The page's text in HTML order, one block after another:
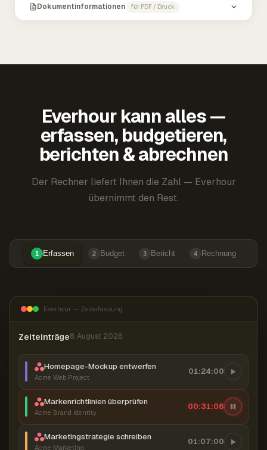
Dokumentinformationen für PDF / Druck
Everhour kann alles —
erfassen, budgetieren,
berichten & abrechnen
Der Rechner liefert Ihnen die Zahl — Everhour
übernimmt den Rest.
1 Erfassen 2 Budget 3 Bericht 4 Rechnung
Everhour — Zeiterfassung
Zeiteinträge8. August 2026
Homepage-Mockup entwerfen
Acme Web Project
01:24:00
Markenrichtlinien überprüfen
Acme Brand Identity
00:31:06
Marketingstrategie schreiben
Acme Marketing
01:07:00